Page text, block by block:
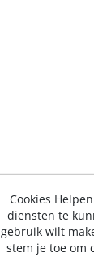
Cookies
diensten te
gebruik wilt
stem je toe om